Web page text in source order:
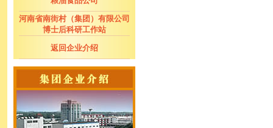
河南省南街村（集团）有限公司
博士后科研工作站
返回企业介绍